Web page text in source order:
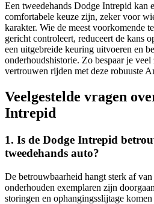
Een tweedehands Dodge Intrepid kan
comfortabele keuze zijn, zeker voor
karakter. Wie de meest voorkomende
gericht controleert, reduceert de kans
een uitgebreide keuring uitvoeren en
onderhoudshistorie. Zo bespaar je
vertrouwen rijden met deze robuuste
Veelgestelde vragen
Intrepid
1. Is de Dodge Intrepid
tweedehands auto?
De betrouwbaarheid hangt sterk af
onderhouden exemplaren zijn
storingen en ophangingsslijtage